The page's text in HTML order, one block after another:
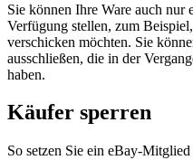
Sie können Ihre Ware auch nur
Verfügung stellen, zum
verschicken möchten. Sie
ausschließen, die in der
haben.
Käufer sperren
So setzen Sie ein eBay-